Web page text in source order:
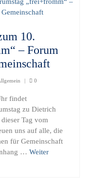
10.
– Forum
| 0
findet
zu Dietrich
Tag vom
uns auf alle, die
für Gemeinschaft
… Weiter